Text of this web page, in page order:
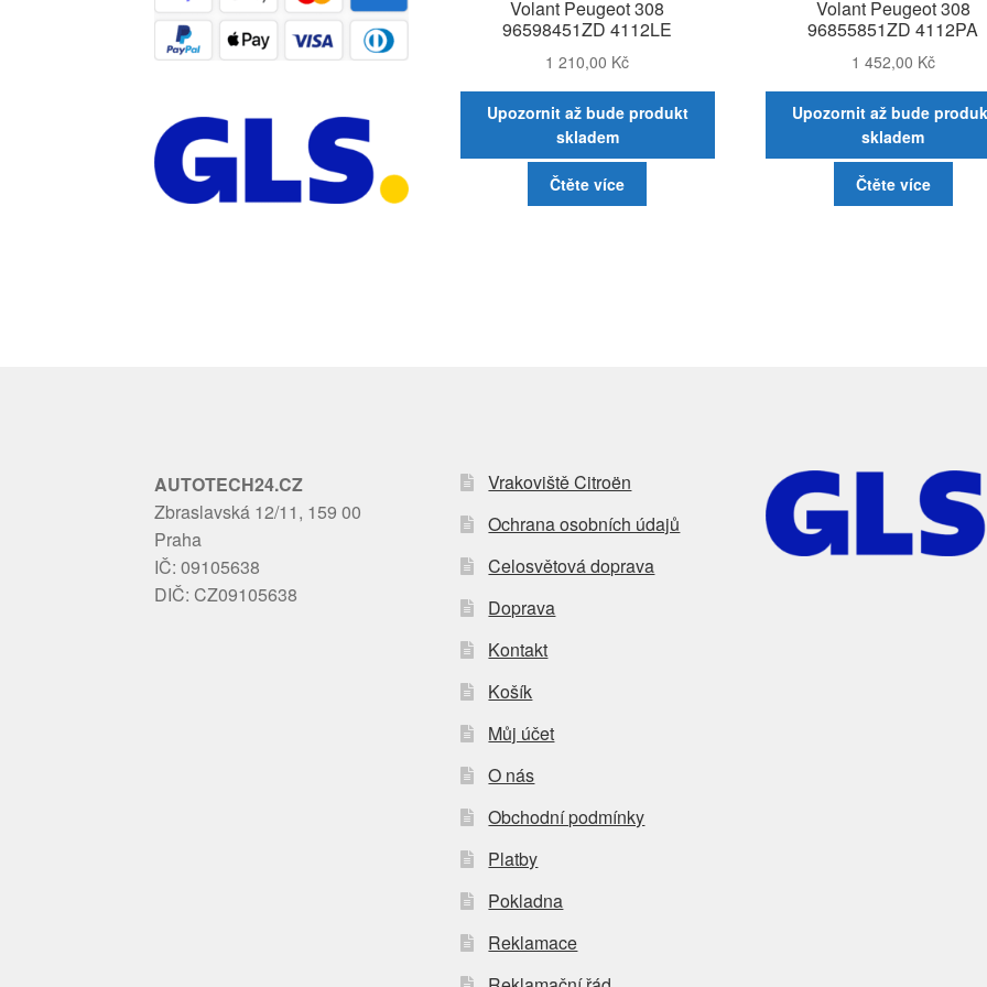
Volant Peugeot 308
96598451ZD 4112LE
1 210,00 Kč
Upozornit až bude produkt
skladem
Čtěte více
Volant Peugeot 308
96855851ZD 4112PA
1 452,00 Kč
Upozornit až bude
skladem
Čtěte více
AUTOTECH24.CZ
Zbraslavská 12/11, 159 00
Praha
IČ: 09105638
DIČ: CZ09105638
Vrakoviště Citroën
Ochrana osobních údajů
Celosvětová doprava
Doprava
Kontakt
Košík
Můj účet
O nás
Obchodní podmínky
Platby
Pokladna
Reklamace